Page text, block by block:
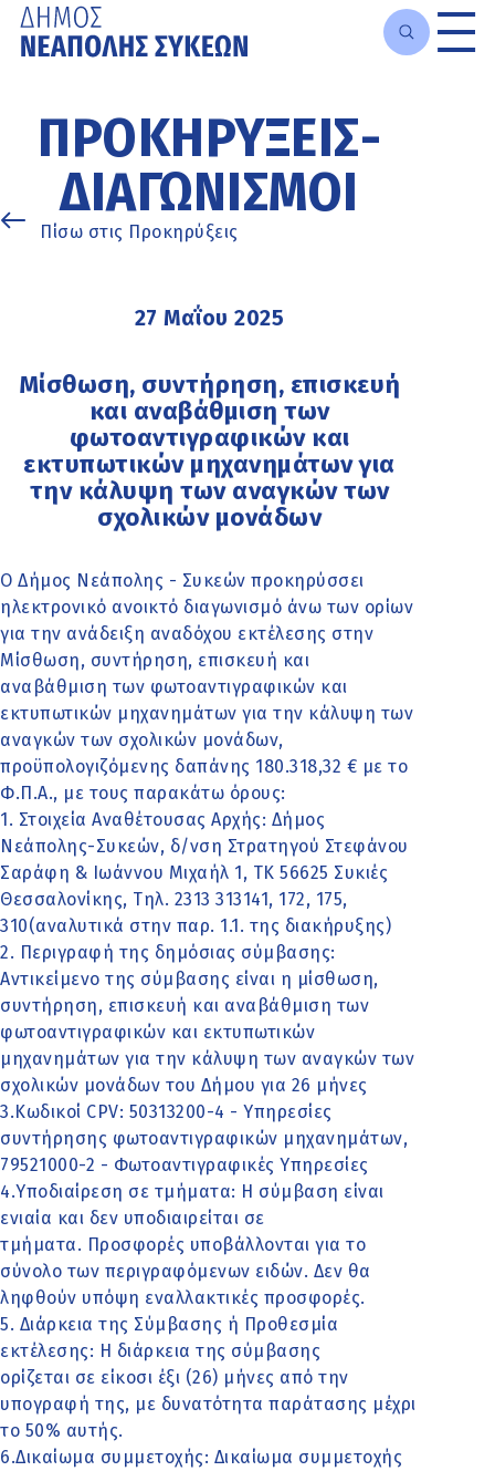
κυρίως
περιεχόμενο
ΠΡΟΚΗΡΎΞΕΙΣ-
ΔΙΑΓΩΝΙΣΜΟΊ
Πίσω στις Προκηρύξεις
27 Μαΐου 2025
Μίσθωση, συντήρηση, επισκευή
και αναβάθμιση των
φωτοαντιγραφικών και
εκτυπωτικών μηχανημάτων για
την κάλυψη των αναγκών των
σχολικών μονάδων
Ο Δήμος Νεάπολης - Συκεών προκηρύσσει
ηλεκτρονικό ανοικτό διαγωνισμό άνω των ορίων
για την ανάδειξη αναδόχου εκτέλεσης στην
Μίσθωση, συντήρηση, επισκευή και
αναβάθμιση των φωτοαντιγραφικών και
εκτυπωτικών μηχανημάτων για την κάλυψη των
αναγκών των σχολικών μονάδων,
προϋπολογιζόμενης δαπάνης 180.318,32 € με το
Φ.Π.Α., με τους παρακάτω όρους:
1. Στοιχεία Αναθέτουσας Αρχής: Δήμος
Νεάπολης-Συκεών, δ/νση Στρατηγού Στεφάνου
Σαράφη & Ιωάννου Μιχαήλ 1, ΤΚ 56625 Συκιές
Θεσσαλονίκης, Τηλ. 2313 313141, 172, 175,
310(αναλυτικά στην παρ. 1.1. της διακήρυξης)
2. Περιγραφή της δημόσιας σύμβασης:
Αντικείμενο της σύμβασης είναι η μίσθωση,
συντήρηση, επισκευή και αναβάθμιση των
φωτοαντιγραφικών και εκτυπωτικών
μηχανημάτων για την κάλυψη των αναγκών των
σχολικών μονάδων του Δήμου για 26 μήνες
3.Κωδικοί CPV: 50313200-4 - Υπηρεσίες
συντήρησης φωτοαντιγραφικών μηχανημάτων,
79521000-2 - Φωτοαντιγραφικές Υπηρεσίες
4.Υποδιαίρεση σε τμήματα: Η σύμβαση είναι
ενιαία και δεν υποδιαιρείται σε
τμήματα. Προσφορές υποβάλλονται για το
σύνολο των περιγραφόμενων ειδών. Δεν θα
ληφθούν υπόψη εναλλακτικές προσφορές.
5. Διάρκεια της Σύμβασης ή Προθεσμία
εκτέλεσης: Η διάρκεια της σύμβασης
ορίζεται σε είκοσι έξι (26) μήνες από την
υπογραφή της, με δυνατότητα παράτασης μέχρι
το 50% αυτής.
6.Δικαίωμα συμμετοχής: Δικαίωμα συμμετοχής